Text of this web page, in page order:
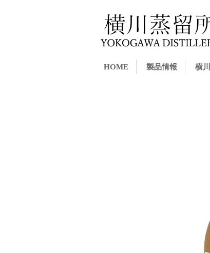
HOME 製品情報 横